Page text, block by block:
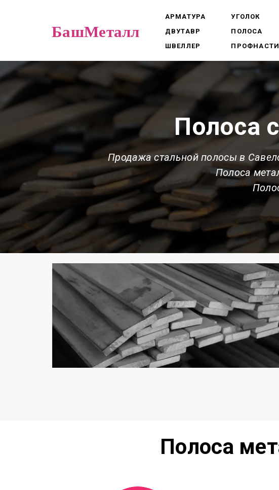
БашМеталл
АРМАТУРА
ДВУТАВР
ШВЕЛЛЕР
УГОЛОК
ПОЛОСА
Полоса
Продажа стальной полосы в
Полоса
Полоса